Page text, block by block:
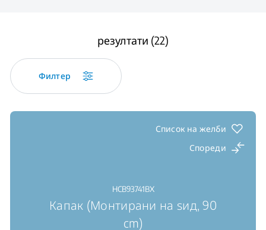
резултати (22)
Филтер
Список на желби
Спореди
HCB93741BX
Капак (Монтирани на ѕид, 90
cm)